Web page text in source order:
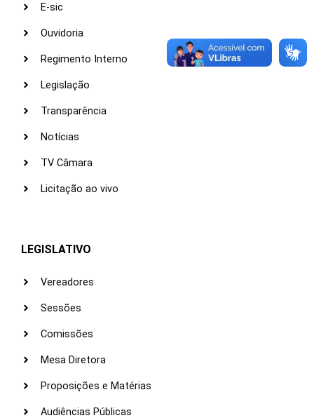
E-sic
Ouvidoria
Regimento Interno
Legislação
Transparência
Notícias
TV Câmara
Licitação ao vivo
LEGISLATIVO
Vereadores
Sessões
Comissões
Mesa Diretora
Proposições e Matérias
Audiências Públicas